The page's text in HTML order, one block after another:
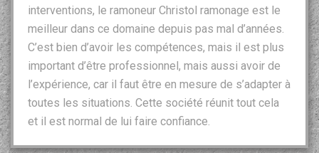
interventions, le ramoneur Christol ramonage est le
meilleur dans ce domaine depuis pas mal d’années.
C’est bien d’avoir les compétences, mais il est plus
important d’être professionnel, mais aussi avoir de
l’expérience, car il faut être en mesure de s’adapter à
toutes les situations. Cette société réunit tout cela
et il est normal de lui faire confiance.